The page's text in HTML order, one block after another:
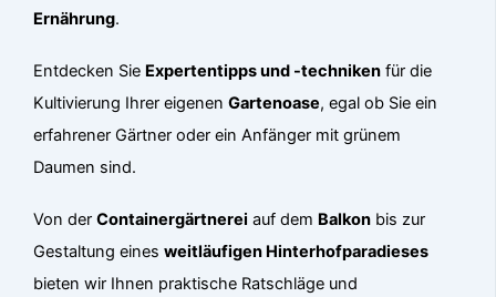
Ernährung.
Entdecken Sie Expertentipps und -techniken für die
Kultivierung Ihrer eigenenGartenoase, egal ob Sie ein
erfahrener Gärtner oder ein Anfänger mit grünem
Daumen sind.
Von derContainergärtnerei auf dem Balkon bis zur
Gestaltung einesweitläufigen Hinterhofparadieses
bieten wir Ihnen praktische Ratschläge und